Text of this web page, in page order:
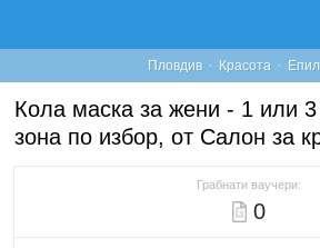
Пловдив · Красота ·
Кола маска за жени - 1 или
зона по избор, от Салон за
Грабнати ваучери:
0